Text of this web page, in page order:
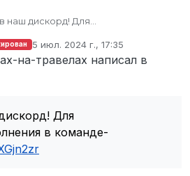
наш дискорд! Для
tXGjn2zr
5 июл. 2024 г., 17:35
отредактировано
на-травелах написал в
Для
в команде-